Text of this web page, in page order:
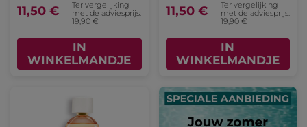
11,50 €
Ter vergelijking
met de adviesprijs:
19,90 €
IN
WINKELMANDJE
11,50 €
Ter vergelijking
met de adviesprijs:
19,90 €
IN
WINKELMANDJE